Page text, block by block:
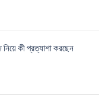
নিয়ে কী প্রত্যাশা করছেন